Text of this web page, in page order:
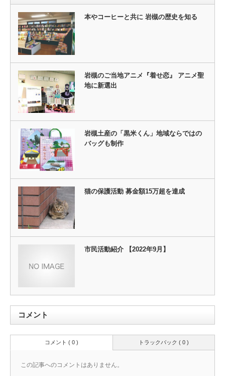
本やコーヒーと共に 岩槻の歴史を知る
岩槻のご当地アニメ『着せ恋』 アニメ聖
地に新選出
岩槻土産の「黒米くん」地域ならではの
バッグも制作
猫の保護活動 募金額15万超を達成
市民活動紹介 【2022年9月】
コメント
トラックバック ( 0 )
コメント ( 0 )
この記事へのコメントはありません。